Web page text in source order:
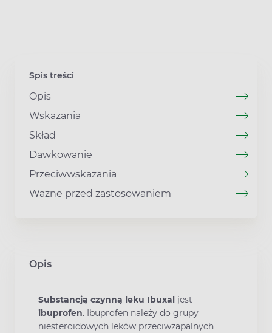
Spis treści
Opis
Wskazania
Skład
Dawkowanie
Przeciwwskazania
Ważne przed zastosowaniem
Opis
Substancją czynną leku Ibuxal jest
ibuprofen. Ibuprofen należy do grupy
niesteroidowych leków przeciwzapalnych